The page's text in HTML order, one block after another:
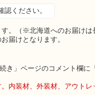
ください。
。（※北海道へのお届けは
届けとなります。
き」ページのコメント欄
装材、外装材、アウトレ